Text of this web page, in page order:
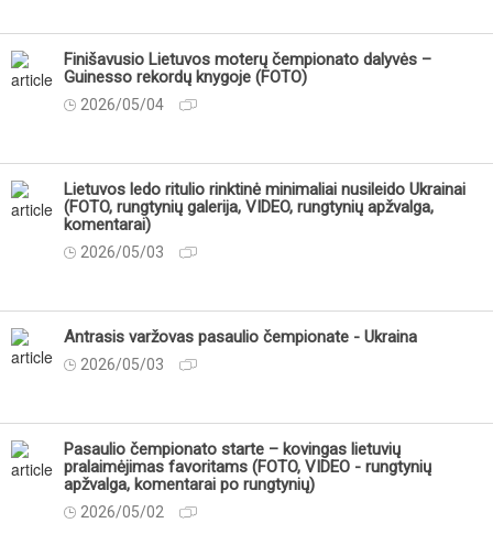
Finišavusio Lietuvos moterų čempionato dalyvės –
Guinesso rekordų knygoje (FOTO)
2026/05/04
Lietuvos ledo ritulio rinktinė minimaliai nusileido Ukrainai
(FOTO, rungtynių galerija, VIDEO, rungtynių apžvalga,
komentarai)
2026/05/03
Antrasis varžovas pasaulio čempionate - Ukraina
2026/05/03
Pasaulio čempionato starte – kovingas lietuvių
pralaimėjimas favoritams (FOTO, VIDEO - rungtynių
apžvalga, komentarai po rungtynių)
2026/05/02